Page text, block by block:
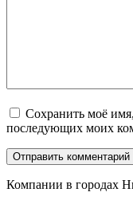
Сохранить моё
последующих моих
Компании в городах